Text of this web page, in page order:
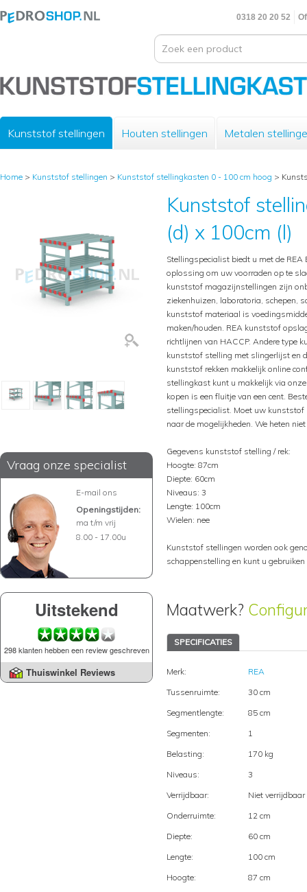
0318 20 20 52
Kunststof stellingen Houten stellingen Metalen
Home > Kunststof stellingen > Kunststof stellingkasten 0 - 100 cm hoog >
Vraag onze specialist
E-mail ons
Openingstijden:
ma t/m vrij
8.00 - 17.00u
Uitstekend
298 klanten hebben een review geschreven
Thuiswinkel Reviews
Kunststof
(d) x 100cm (l)
Stellingspecialist biedt u met de
oplossing om uw voorraden op te
kunststof magazijnstellingen zijn
ziekenhuizen, laboratoria, schepen,
kunststof materiaal is
maken/houden. REA kunststof
richtlijnen van HACCP. Andere type
kunststof stelling met slingerlijst en
kunststof rekken makkelijk online
stellingkast kunt u makkelijk via
kopen is een fluitje van een cent.
stellingspecialist. Moet uw kunststof
naar de mogelijkheden. We heten
Gegevens kunststof stelling / rek:
Hoogte: 87cm
Diepte: 60cm
Niveaus: 3
Lengte: 100cm
Wielen: nee
Kunststof stellingen worden ook
schappenstelling en kunt u
Maatwerk?
SPECIFICATIES
Merk:
REA
Tussenruimte:
30 cm
Segmentlengte:
85 cm
Segmenten:
1
Belasting:
170 kg
Niveaus:
3
Verrijdbaar:
Niet verrijdbaar
Onderruimte:
12 cm
Diepte:
60 cm
Lengte:
100 cm
Hoogte:
87 cm